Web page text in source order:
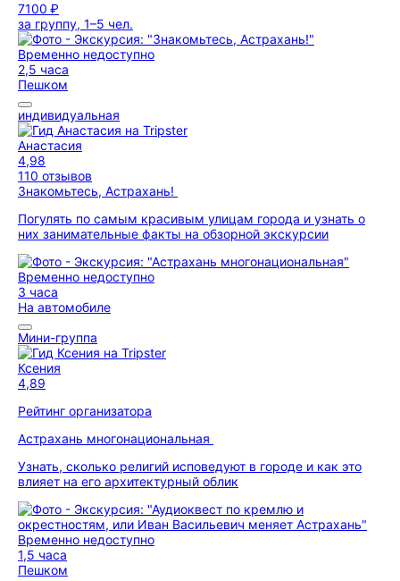
7100 ₽
за группу, 1–5 чел.
Временно недоступно
2,5 часа
Пешком
индивидуальная
Анастасия
4,98
110 отзывов
Знакомьтесь, Астрахань!
Погулять по самым красивым улицам города и узнать о
них занимательные факты на обзорной экскурсии
Временно недоступно
3 часа
На автомобиле
Мини-группа
Ксения
4,89
Рейтинг организатора
Астрахань многонациональная
Узнать, сколько религий исповедуют в городе и как это
влияет на его архитектурный облик
Временно недоступно
1,5 часа
Пешком